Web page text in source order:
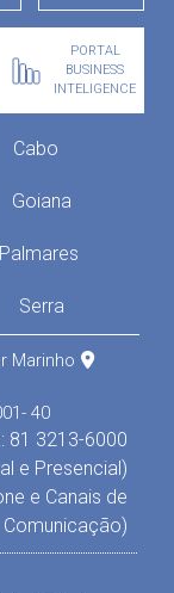
PORTAL
BUSINESS
INTELIGENCE
Cabo
Goiana
Palmares
Serra
Marinho
40
81 3213-6000
e Presencial)
e Canais de
Comunicação)